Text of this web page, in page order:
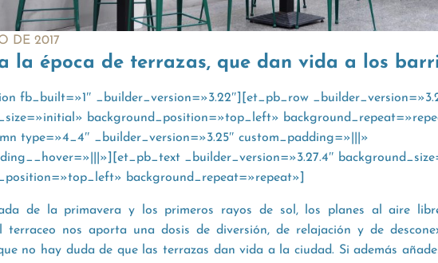
DE 2017
la época de terrazas, que dan vida a los
fb_built=»1″ _builder_version=»3.22″][et_pb_row
background_position=»top_left»
type=»4_4″ _builder_version=»3.25″ custom_padding=»|||»
_builder_version=»3.27.4″
background_repeat=»repeat»]
de la primavera y los primeros rayos de sol, los planes al aire
terraceo nos aporta una dosis de diversión, de relajación y de
no hay duda de que las terrazas dan vida a la ciudad. Si además